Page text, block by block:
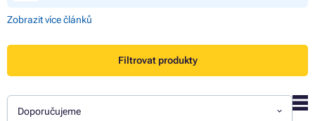
Zobrazit více článků
Filtrovat produkty
Doporučujeme